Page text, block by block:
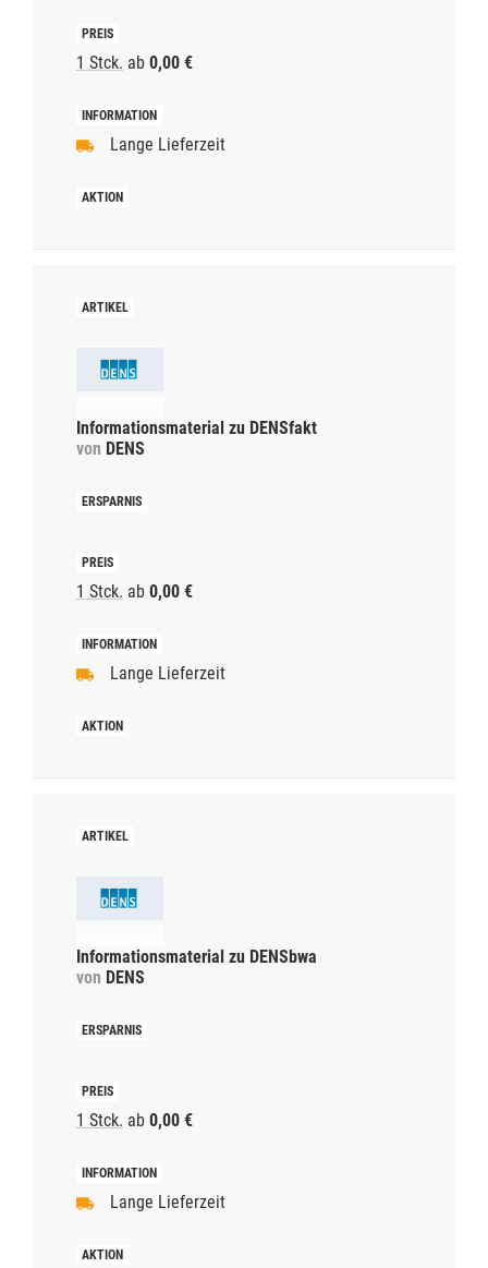
1 Stck. ab 0,00 €
Lange Lieferzeit
Informationsmaterial zu DENSfakt
von DENS
1 Stck. ab 0,00 €
Lange Lieferzeit
Informationsmaterial zu DENSbwa
von DENS
1 Stck. ab 0,00 €
Lange Lieferzeit